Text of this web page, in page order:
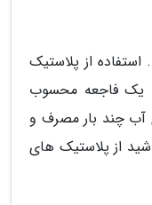
از پلاستیک
یک فاجعه محسوب
آب چند بار مصرف و
از پلاستیک های